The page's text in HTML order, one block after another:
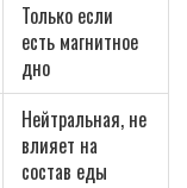
Только если
есть магнитное
дно
Нейтральная, не
влияет на
состав еды